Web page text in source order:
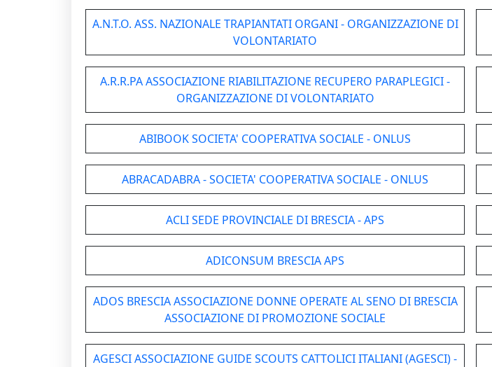
A.N.T.O. ASS. NAZIONALE TRAPIANTATI ORGANI - ORGANIZZAZIONE DI
VOLONTARIATO
A.R.R.PA ASSOCIAZIONE RIABILITAZIONE RECUPERO PARAPLEGICI -
ORGANIZZAZIONE DI VOLONTARIATO
ABIBOOK SOCIETA' COOPERATIVA SOCIALE - ONLUS
ABRACADABRA - SOCIETA' COOPERATIVA SOCIALE - ONLUS
ACLI SEDE PROVINCIALE DI BRESCIA - APS
ADICONSUM BRESCIA APS
ADOS BRESCIA ASSOCIAZIONE DONNE OPERATE AL SENO DI BRESCIA
ASSOCIAZIONE DI PROMOZIONE SOCIALE
AGESCI ASSOCIAZIONE GUIDE SCOUTS CATTOLICI ITALIANI (AGESCI) -